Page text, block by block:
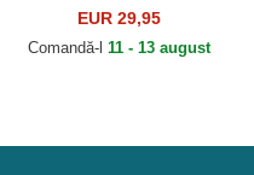
de New EraEUR 29,95
Comandă-l 11 - 13 august